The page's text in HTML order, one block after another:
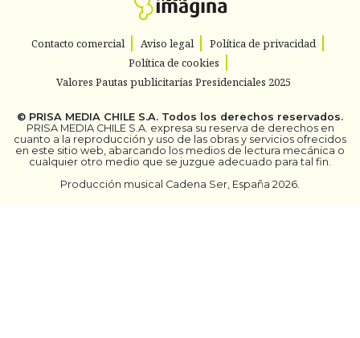
Contacto comercial Aviso legal
Política de privacidad
Política de cookies
Valores Pautas publicitarias Presidenciales 2025
© PRISA MEDIA CHILE S.A. Todos los derechos reservados.
PRISA MEDIA CHILE S.A. expresa su reserva de derechos en
cuanto a la reproducción y uso de las obras y servicios ofrecidos
en este sitio web, abarcando los medios de lectura mecánica o
cualquier otro medio que se juzgue adecuado para tal fin.
Producción musical Cadena Ser, España 2026.